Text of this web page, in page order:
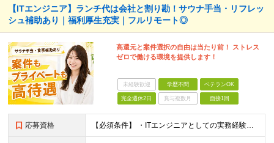
【ITエンジニア】ランチ代は会社と割り勘！サウナ手当・リフレッ
シュ補助あり｜福利厚生充実｜フルリモート◎
高還元と案件選択の自由は当たり前！ ストレス
ゼロで働ける環境を提供します！
未経験歓迎 学歴不問 ベテランOK
完全週休2日 賞与複数月 面接1回
応募資格 【必須条件】 ・ITエンジニアとしての実務経験が1年以上ある方 ※開発・インフラ・運用保守など分野・フェーズは不問！ ※学歴不問 【歓迎条件】 ・基本設計、詳細設計などの経験がある方 ・AWS, G